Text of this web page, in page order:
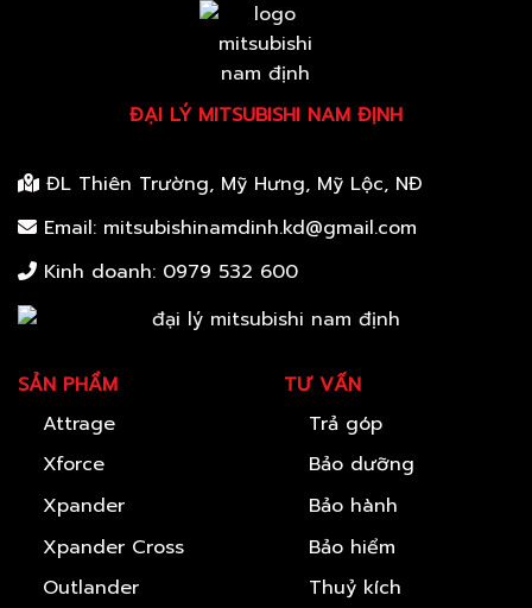
ĐẠI LÝ MITSUBISHI NAM ĐỊNH
ĐL Thiên Trường, Mỹ Hưng, Mỹ Lộc, NĐ
Email: mitsubishinamdinh.kd@gmail.com
Kinh doanh: 0979 532 600
SẢN PHẨM
Attrage
Xforce
Xpander
Xpander Cross
Outlander
TƯ VẤN
Trả góp
Bảo dưỡng
Bảo hành
Bảo hiểm
Thuỷ kích